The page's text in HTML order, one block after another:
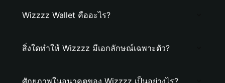
Wizzzz Wallet คืออะไร?
สิ่งใดทำให้ Wizzzz มีเอกลักษณ์เฉพาะตัว?
ศักยภาพในอนาคตของ Wizzzz เป็นอย่างไร?